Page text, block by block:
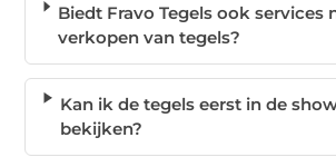
Biedt Fravo Tegels ook services
verkopen van tegels?
Kan ik de tegels eerst in de
bekijken?